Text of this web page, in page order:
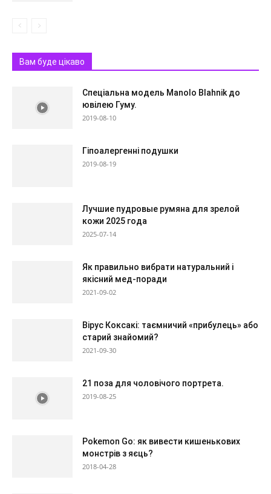
Вам буде цікаво
Спеціальна модель Manolo Blahnik до
ювілею Гуму.
2019-08-10
Гіпоалергенні подушки
2019-08-19
Лучшие пудровые румяна для зрелой
кожи 2025 года
2025-07-14
Як правильно вибрати натуральний і
якісний мед-поради
2021-09-02
Вірус Коксакі: таємничий «прибулець» або
старий знайомий?
2021-09-30
21 поза для чоловічого портрета.
2019-08-25
Pokemon Go: як вивести кишенькових
монстрів з яєць?
2018-04-28